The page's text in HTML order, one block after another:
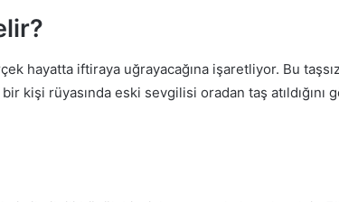
hayatta iftiraya uğrayacağına işaretliyor. Bu
kişi rüyasında eski sevgilisi oradan taş atıldığını